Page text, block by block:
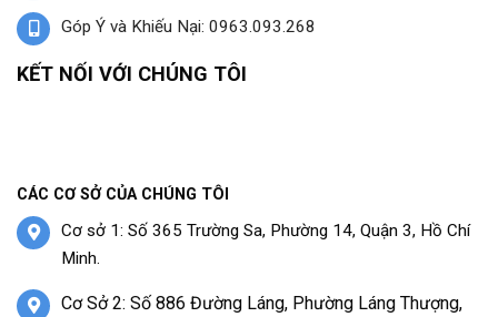
Góp Ý và Khiếu Nại: 0963.093.268
KẾT NỐI VỚI CHÚNG TÔI
CÁC CƠ SỞ CỦA CHÚNG TÔI
Cơ sở 1: Số 365 Trường Sa, Phường 14, Quận 3, Hồ Chí
Minh.
Cơ Sở 2: Số 886 Đường Láng, Phường Láng Thượng,